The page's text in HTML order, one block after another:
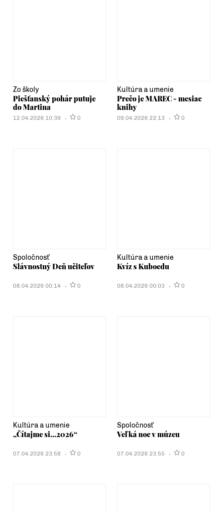
Zo školy
Piešťanský pohár putuje
do Martina
12.04.2026 10:39 0
Kultúra a umenie
Prečo je MAREC - mesiac
knihy
09.04.2026 22:13 0
Spoločnosť
Slávnostný Deň učiteľov
08.04.2026 00:14 0
Kultúra a umenie
Kvíz s Kuboedu
08.04.2026 00:03 0
Kultúra a umenie
„Čítajme si...2026“
07.04.2026 23:58 0
Spoločnosť
Veľká noc v múzeu
07.04.2026 23:55 0